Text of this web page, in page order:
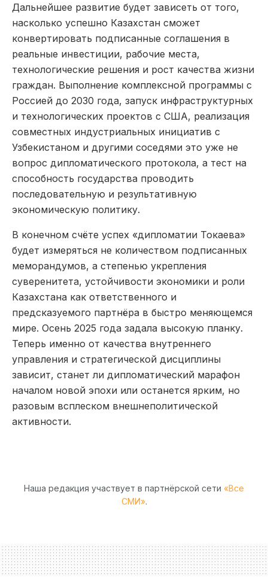
Дальнейшее развитие будет зависеть от того,
насколько успешно Казахстан сможет
конвертировать подписанные соглашения в
реальные инвестиции, рабочие места,
технологические решения и рост качества жизни
граждан. Выполнение комплексной программы с
Россией до 2030 года, запуск инфраструктурных
и технологических проектов с США, реализация
совместных индустриальных инициатив с
Узбекистаном и другими соседями это уже не
вопрос дипломатического протокола, а тест на
способность государства проводить
последовательную и результативную
экономическую политику.
В конечном счёте успех «дипломатии Токаева»
будет измеряться не количеством подписанных
меморандумов, а степенью укрепления
суверенитета, устойчивости экономики и роли
Казахстана как ответственного и
предсказуемого партнёра в быстро меняющемся
мире. Осень 2025 года задала высокую планку.
Теперь именно от качества внутреннего
управления и стратегической дисциплины
зависит, станет ли дипломатический марафон
началом новой эпохи или останется ярким, но
разовым всплеском внешнеполитической
активности.
Наша редакция участвует в партнёрской сети «Все
СМИ».